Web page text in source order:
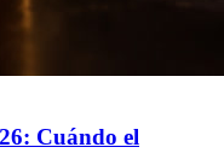
Cuándo el